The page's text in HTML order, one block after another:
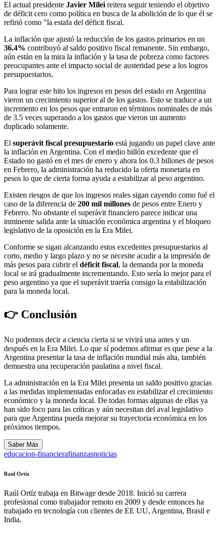
El actual presidente Javier Milei reitera seguir teniendo el objetivo
de déficit cero como política en busca de la abolición de lo que él se
refirió como "la estafa del déficit fiscal.
La inflación que ajustó la reducción de los gastos primarios en un
36.4% contribuyó al saldo positivo fiscal remanente. Sin embargo,
aún están en la mira la inflación y la tasa de pobreza como factores
preocupantes ante el impacto social de austeridad pese a los logros
presupuestarios.
Para lograr este hito los ingresos en pesos del estado en Argentina
vieron un crecimiento superior al de los gastos. Esto se traduce a un
incremento en los pesos que entraron en términos nominales de más
de 3.5 veces superando a los gastos que vieron un aumento
duplicado solamente.
El superávit fiscal presupuestario está jugando un papel clave ante
la inflación en Argentina. Con el medio billón excedente que el
Estado no gastó en el mes de enero y ahora los 0.3 billones de pesos
en Febrero, la administración ha reducido la oferta monetaria en
pesos lo que de cierta forma ayuda a estabilizar al peso argentino.
Existen riesgos de que los ingresos reales sigan cayendo como fué el
caso de la diferencia de 200 mil millones de pesos entre Enero y
Febrero. No obstante el superávit financiero parece indicar una
inminente salida ante la situación económica argentina y el bloqueo
legislativo de la oposición en la Era Milei.
Conforme se sigan alcanzando estos excedentes presupuestarios al
corto, medio y largo plazo y no se necesite acudir a la impresión de
más pesos para cubrir el déficit fiscal, la demanda por la moneda
local se irá gradualmente incrementando. Esto sería lo mejor para el
peso argentino ya que el superávit traería consigo la estabilización
para la moneda local.
👉 Conclusión
No podemos decir a ciencia cierta si se vivirá una antes y un
después en la Era Milei. Lo que sí podemos afirmar es que pese a la
Argentina presentar la tasa de inflación mundial más alta, también
demuestra una recuperación paulatina a nivel fiscal.
La administración en la Era Milei presenta un saldo positivo gracias
a las medidas implementadas enfocadas en estabilizar el crecimiento
económico y la moneda local. De todas formas algunas de ellas ya
han sido foco para las críticas y aún necesitan del aval legislativo
para que Argentina pueda mejorar su trayectoria económica en los
próximos tiempos.
Saber Más
educacion-financierafinanzasnoticias
Raul Ortíz
Raúl Ortíz trabaja en Bitwage desde 2018. Inició su carrera
profesional como trabajador remoto en 2009 y desde entonces ha
trabajado en tecnología con clientes de EE UU, Argentina, Brasil e
India.